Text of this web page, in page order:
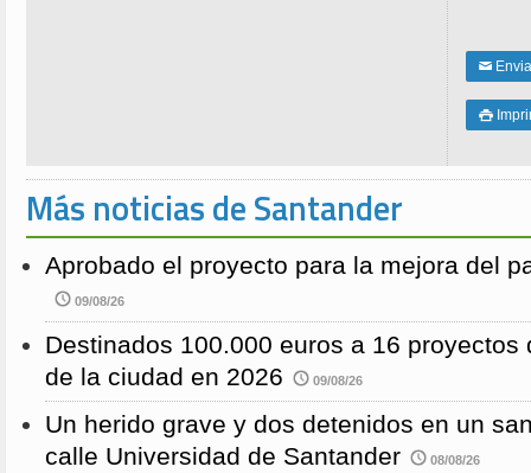
✉

Más noticias de Santander
Aprobado el proyecto para la mejora del
09/08/26
Destinados 100.000 euros a 16
de la ciudad en 2026
09/08/26
Un herido grave y dos detenidos en un
calle Universidad de Santander
08/08/26